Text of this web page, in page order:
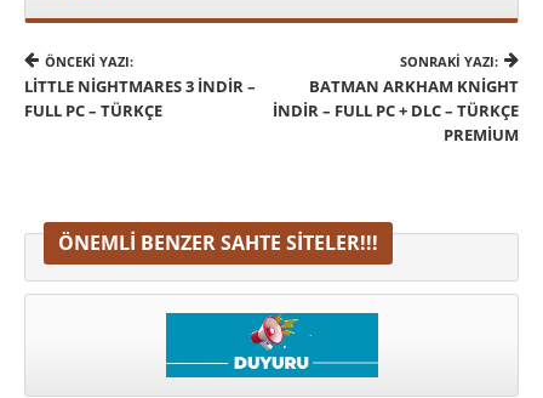
ÖNCEKI YAZI:
LITTLE NIGHTMARES 3 İNDIR –
FULL PC – TÜRKÇE
SONRAKI YAZI:
BATMAN ARKHAM KNIGHT
İNDIR – FULL PC + DLC – TÜRKÇE
PREMIUM
ÖNEMLI BENZER SAHTE SITELER!!!